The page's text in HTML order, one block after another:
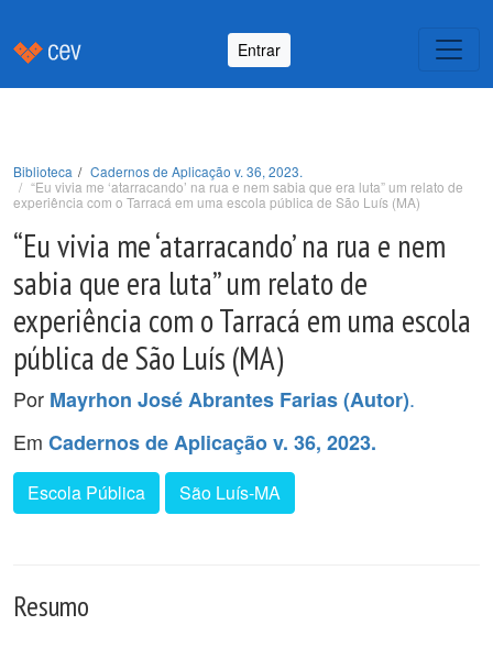
Entrar
Biblioteca
Cadernos de Aplicação v. 36, 2023.
“Eu vivia me ‘atarracando’ na rua e nem sabia que era luta” um relato de
experiência com o Tarracá em uma escola pública de São Luís (MA)
“Eu vivia me ‘atarracando’ na rua e nem
sabia que era luta” um relato de
experiência com o Tarracá em uma escola
pública de São Luís (MA)
Por Mayrhon José Abrantes Farias (Autor).
Em Cadernos de Aplicação v. 36, 2023.
Escola Pública São Luís-MA
Resumo